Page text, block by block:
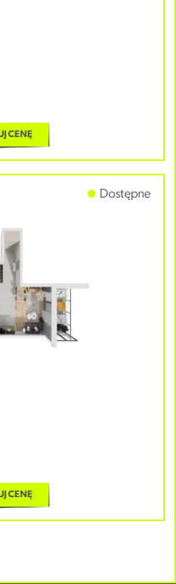
CENĘ
Dostępne
CENĘ